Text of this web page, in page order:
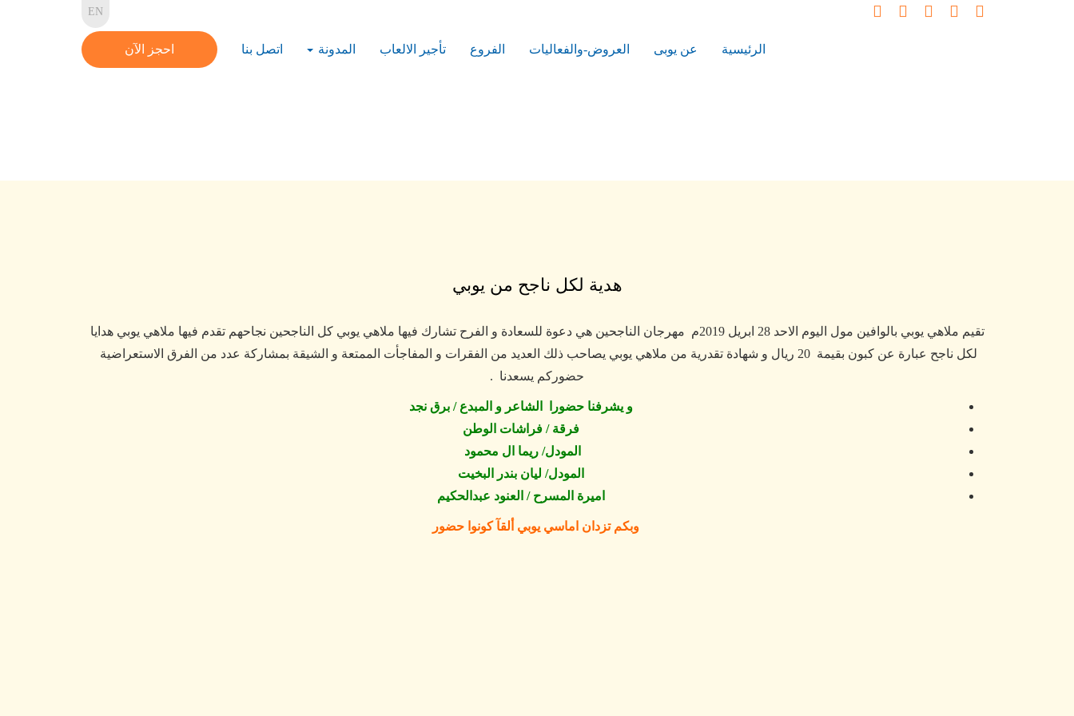
EN
الرئيسية عن يوبى العروض-والفعاليات الفروع تأجير الالعاب المدونة اتصل بنا احجز الآن
هدية لكل ناجح من يوبي
تقيم ملاهي يوبي بالوافين مول اليوم الاحد 28 ابريل 2019م مهرجان الناجحين هي دعوة للسعادة و الفرح تشارك فيها ملاهي يوبي كل الناجحين نجاحهم تقدم فيها ملاهي يوبي هدايا
لكل ناجح عبارة عن كبون بقيمة 20 ريال و شهادة تقدرية من ملاهي يوبي يصاحب ذلك العديد من الفقرات و المفاجأت الممتعة و الشيقة بمشاركة عدد من الفرق الاستعراضية
حضوركم يسعدنا .
و يشرفنا حضورا الشاعر و المبدع / برق نجد
فرقة / فراشات الوطن
المودل/ ريما ال محمود
المودل/ ليان بندر البخيت
اميرة المسرح / العنود عبدالحكيم
وبكم تزدان اماسي يوبي ألقآ كونوا حضور